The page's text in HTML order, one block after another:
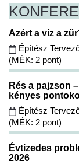
Azért a víz a
Építész
(MÉK: 2 pont)
Rés a pajzson
kényes
Építész
(MÉK: 2 pont)
Évtizedes
2026